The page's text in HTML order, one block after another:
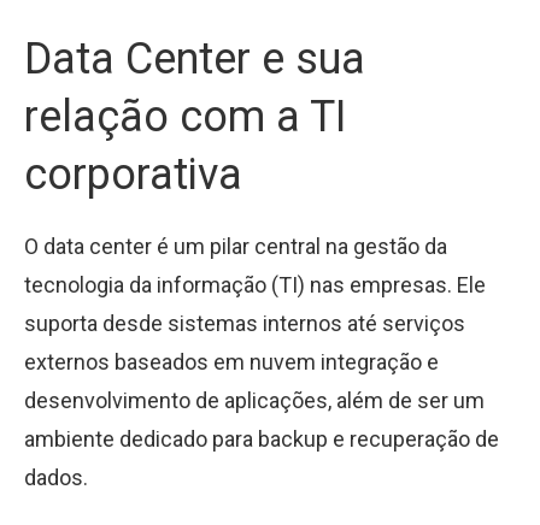
Data Center e sua
relação com a TI
corporativa
O data center é um pilar central na gestão da
tecnologia da informação (TI) nas empresas. Ele
suporta desde sistemas internos até serviços
externos baseados em nuvem integração e
desenvolvimento de aplicações, além de ser um
ambiente dedicado para backup e recuperação de
dados.